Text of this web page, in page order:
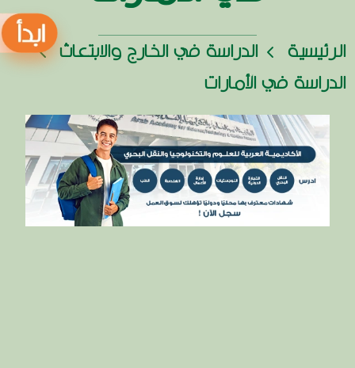
الرئيسية
الدراسة في الخارج والابتعاث
الدراسة في الأمارات